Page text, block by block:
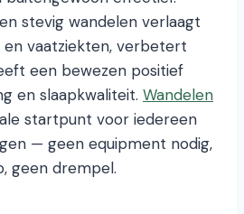
stevig wandelen verlaagt
vaatziekten, verbetert
een bewezen positief
en slaapkwaliteit. Wandelen
startpunt voor iedereen
— geen equipment nodig,
geen drempel.